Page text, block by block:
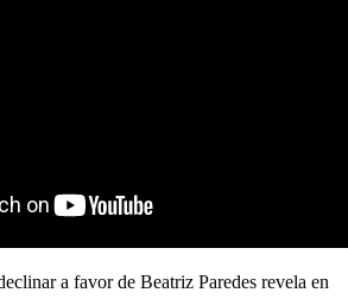
a favor de Beatriz Paredes revela en